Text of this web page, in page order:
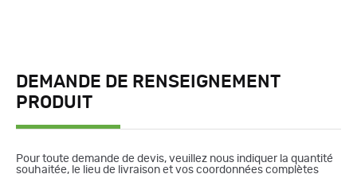
DEMANDE DE RENSEIGNEMENT
PRODUIT
Pour toute demande de devis, veuillez nous indiquer la quantité
souhaitée, le lieu de livraison et vos coordonnées complètes